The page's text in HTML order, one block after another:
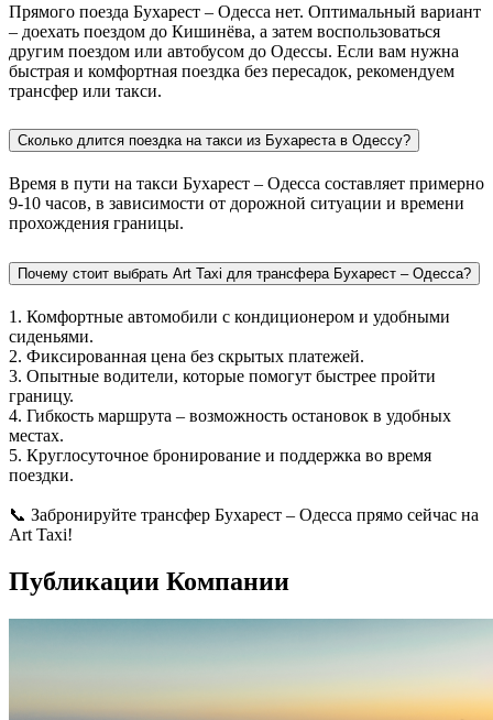
Прямого поезда Бухарест – Одесса нет. Оптимальный вариант
– доехать поездом до Кишинёва, а затем воспользоваться
другим поездом или автобусом до Одессы. Если вам нужна
быстрая и комфортная поездка без пересадок, рекомендуем
трансфер или такси.
Сколько длится поездка на такси из Бухареста в Одессу?
Время в пути на такси Бухарест – Одесса составляет примерно
9-10 часов, в зависимости от дорожной ситуации и времени
прохождения границы.
Почему стоит выбрать Art Taxi для трансфера Бухарест – Одесса?
1. Комфортные автомобили с кондиционером и удобными
сиденьями.
2. Фиксированная цена без скрытых платежей.
3. Опытные водители, которые помогут быстрее пройти
границу.
4. Гибкость маршрута – возможность остановок в удобных
местах.
5. Круглосуточное бронирование и поддержка во время
поездки.
📞 Забронируйте трансфер Бухарест – Одесса прямо сейчас на
Art Taxi!
Публикации Компании